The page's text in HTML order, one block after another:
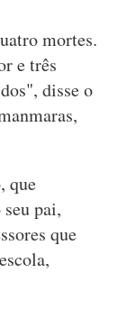
mortes.
e três
disse o
que
pai,
que